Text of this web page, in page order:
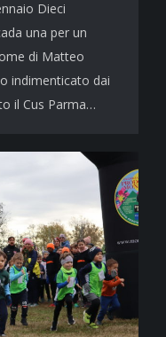
Dieci
una per un
di Matteo
indimenticato dai
il Cus Parma…